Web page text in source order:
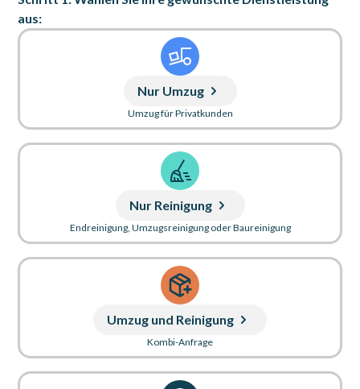
aus:
Nur Umzug
Umzug für Privatkunden
Nur Reinigung
Endreinigung, Umzugsreinigung oder Baureinigung
Umzug und Reinigung
Kombi-Anfrage